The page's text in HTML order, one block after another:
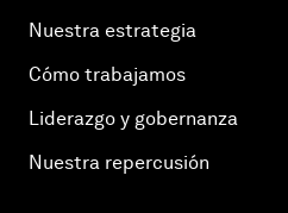
Nuestra estrategia
Cómo trabajamos
Liderazgo y gobernanza
Nuestra repercusión